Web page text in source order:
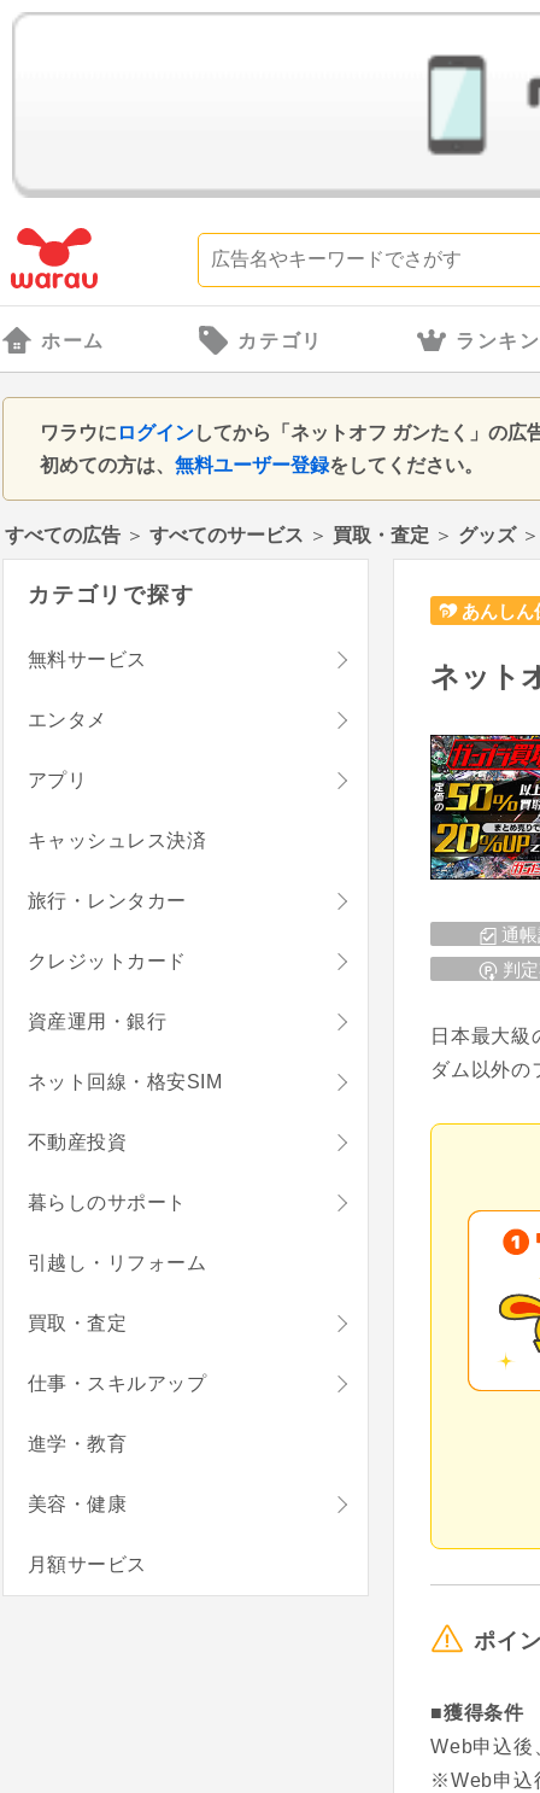
ホーム カテゴリ ランキ
ワラウに ログインしてから「ネットオフ ガンたく」の
初めての方は、 無料ユーザー登録をしてください。
すべての広告 ＞ すべてのサービス ＞ 買取・査定 ＞ グッズ
あんしん
ネット
通
判
日本最大
ダム以外の
ポイ
■獲得条件
Web申込後
※Web申込
カテゴリで探す
無料サービス
エンタメ
アプリ
キャッシュレス決済
旅行・レンタカー
クレジットカード
資産運用・銀行
ネット回線・格安SIM
不動産投資
暮らしのサポート
引越し・リフォーム
買取・査定
仕事・スキルアップ
進学・教育
美容・健康
月額サービス